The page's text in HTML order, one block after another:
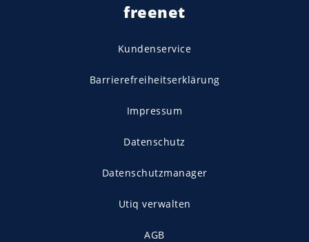
freenet
Kundenservice
Barrierefreiheitserklärung
Impressum
Datenschutz
Datenschutzmanager
Utiq verwalten
AGB